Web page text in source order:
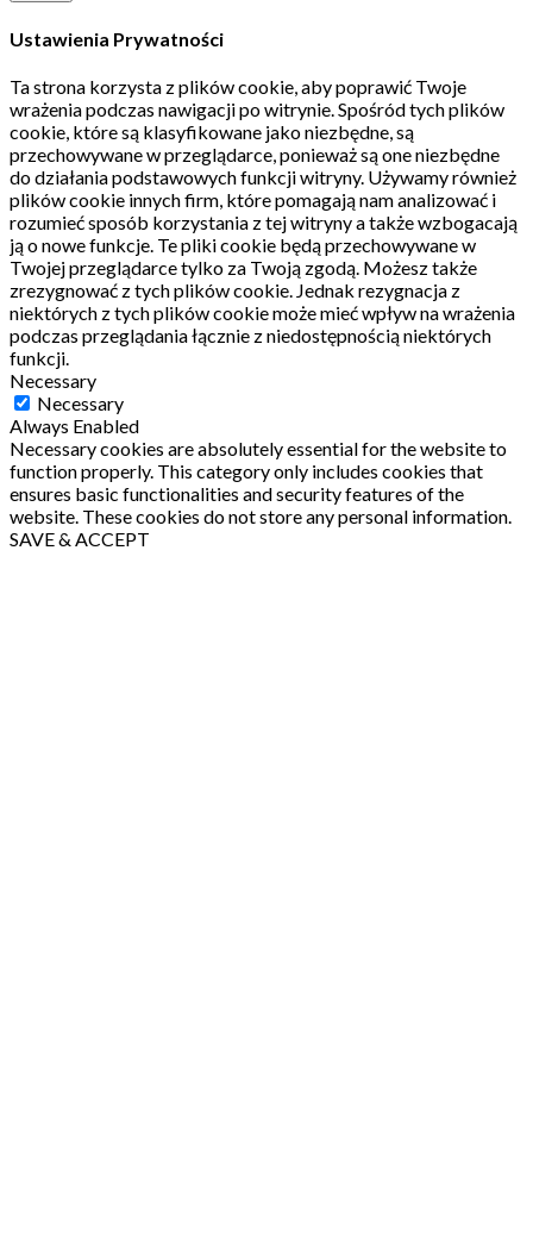
Ustawienia Prywatności
Ta strona korzysta z plików cookie, aby poprawić Twoje
wrażenia podczas nawigacji po witrynie.Spośród tych plików
cookie, które są klasyfikowane jako niezbędne, są
przechowywane w przeglądarce, ponieważ są one niezbędne
do działania podstawowych funkcji witryny. Używamy również
plików cookie innych firm, które pomagają nam analizować i
rozumieć sposób korzystania z tej witryny a także wzbogacają
ją o nowe funkcje. Te pliki cookie będą przechowywane w
Twojej przeglądarce tylko za Twoją zgodą. Możesz także
zrezygnować z tych plików cookie. Jednak rezygnacja z
niektórych z tych plików cookie może mieć wpływ na wrażenia
podczas przeglądania łącznie z niedostępnością niektórych
funkcji.
Necessary
Necessary
Always Enabled
Necessary cookies are absolutely essential for the website to
function properly. This category only includes cookies that
ensures basic functionalities and security features of the
website. These cookies do not store any personal information.
SAVE & ACCEPT